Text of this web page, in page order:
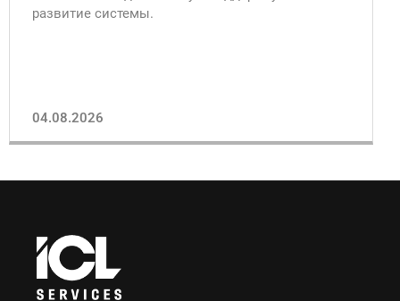
развитие системы.
04.08.2026